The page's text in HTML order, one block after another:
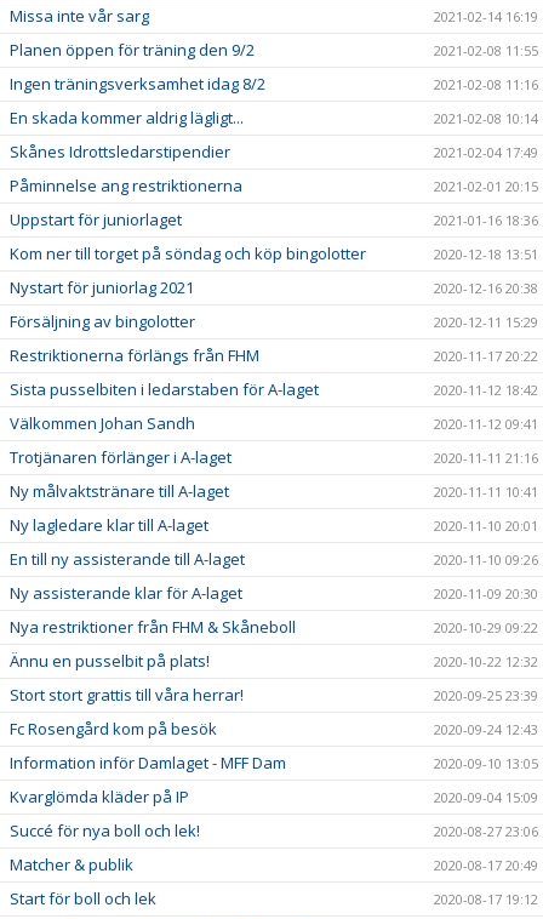
Missa inte vår sarg 2021-02-14 16:19
Planen öppen för träning den 9/2 2021-02-08 11:55
Ingen träningsverksamhet idag 8/2 2021-02-08 11:16
En skada kommer aldrig lägligt... 2021-02-08 10:14
Skånes Idrottsledarstipendier 2021-02-04 17:49
Påminnelse ang restriktionerna 2021-02-01 20:15
Uppstart för juniorlaget 2021-01-16 18:36
Kom ner till torget på söndag och köp bingolotter 2020-12-18 13:51
Nystart för juniorlag 2021 2020-12-16 20:38
Försäljning av bingolotter 2020-12-11 15:29
Restriktionerna förlängs från FHM 2020-11-17 20:22
Sista pusselbiten i ledarstaben för A-laget 2020-11-12 18:42
Välkommen Johan Sandh 2020-11-12 09:41
Trotjänaren förlänger i A-laget 2020-11-11 21:16
Ny målvaktstränare till A-laget 2020-11-11 10:41
Ny lagledare klar till A-laget 2020-11-10 20:01
En till ny assisterande till A-laget 2020-11-10 09:26
Ny assisterande klar för A-laget 2020-11-09 20:30
Nya restriktioner från FHM & Skåneboll 2020-10-29 09:22
Ännu en pusselbit på plats! 2020-10-22 12:32
Stort stort grattis till våra herrar! 2020-09-25 23:39
Fc Rosengård kom på besök 2020-09-24 12:43
Information inför Damlaget - MFF Dam 2020-09-10 13:05
Kvarglömda kläder på IP 2020-09-04 15:09
Succé för nya boll och lek! 2020-08-27 23:06
Matcher & publik 2020-08-17 20:49
Start för boll och lek 2020-08-17 19:12